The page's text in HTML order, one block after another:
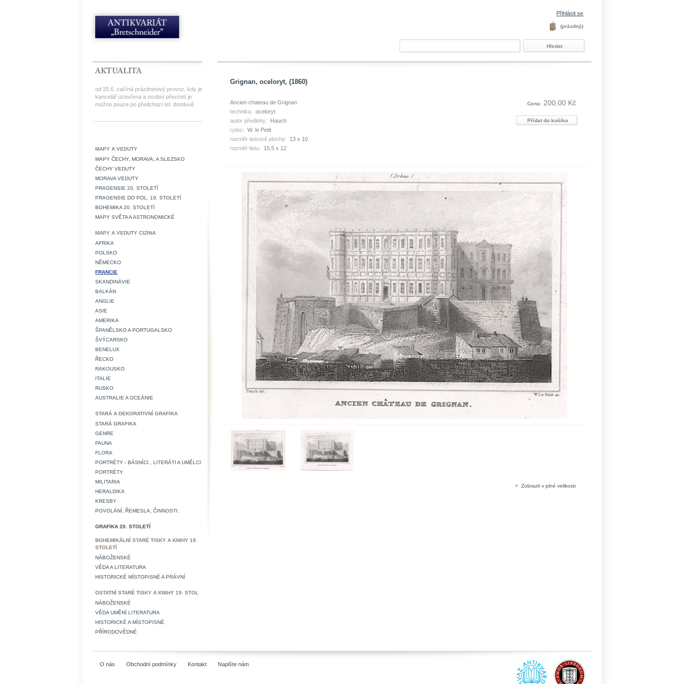
Přihlásit se
(prázdný)
od 25.6. začíná prázdninový provoz, kdy je
kancelář uzavřena a osobní převzetí je
možno pouze po předchozí tel. domluvě
MAPY A VEDUTY
MAPY ČECHY, MORAVA, A SLEZSKO
ČECHY VEDUTY
MORAVA VEDUTY
PRAGENSIE 20. STOLETÍ
PRAGENSIE DO POL. 19. STOLETÍ
BOHEMIKA 20. STOLETÍ
MAPY SVĚTA A ASTRONOMICKÉ
MAPY A VEDUTY CIZINA
AFRIKA
POLSKO
NĚMECKO
FRANCIE
SKANDINÁVIE
BALKÁN
ANGLIE
ASIE
AMERIKA
ŠPANĚLSKO A PORTUGALSKO
ŠVÝCARSKO
BENELUX
ŘECKO
RAKOUSKO
ITALIE
RUSKO
AUSTRALIE A OCEÁNIE
STARÁ A DEKORATIVNÍ GRAFIKA
STARÁ GRAFIKA
GENRE
FAUNA
FLORA
PORTRÉTY - BÁSNÍCI , LITERÁTI A UMĚLCI
PORTRÉTY
MILITARIA
HERALDIKA
KRESBY
POVOLÁNÍ, ŘEMESLA, ČINNOSTI.
GRAFIKA 20. STOLETÍ
BOHEMIKÁLNÍ STARÉ TISKY A KNIHY 19.
STOLETÍ
NÁBOŽENSKÉ
VĚDA A LITERATURA
HISTORICKÉ MÍSTOPISNÉ A PRÁVNÍ
OSTATNÍ STARÉ TISKY A KNIHY 19. STOL
NÁBOŽENSKÉ
VĚDA UMĚNÍ LITERATURA
HISTORICKÉ A MÍSTOPISNÉ
PŘÍRODOVĚDNÉ
Grignan, oceloryt, (1860)
Ancien chateau de Grignan
technika: oceloryt
autor předlohy:
Hauch
rytec: W. le Petit
rozměr tiskové plochy:
13 x 10
rozměr listu:
15,5 x 12
Cena: 200,00 Kč
» Zobrazit v plné velikosti
O nás Obchodní podmínky Kontakt Napište nám